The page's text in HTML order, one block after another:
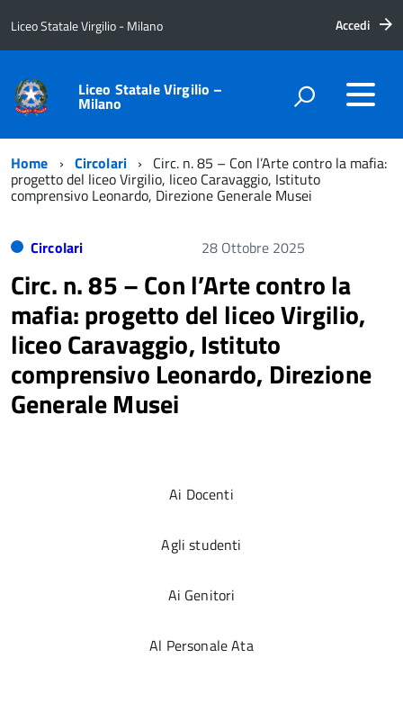
Liceo Statale Virgilio - Milano Accedi
Liceo Statale Virgilio –
Milano
Home Circolari Circ. n. 85 – Con l’Arte contro la mafia:
progetto del liceo Virgilio, liceo Caravaggio, Istituto
comprensivo Leonardo, Direzione Generale Musei
Circolari 28 Ottobre 2025
Circ. n. 85 – Con l’Arte contro la
mafia: progetto del liceo Virgilio,
liceo Caravaggio, Istituto
comprensivo Leonardo, Direzione
Generale Musei
Ai Docenti
Agli studenti
Ai Genitori
Al Personale Ata